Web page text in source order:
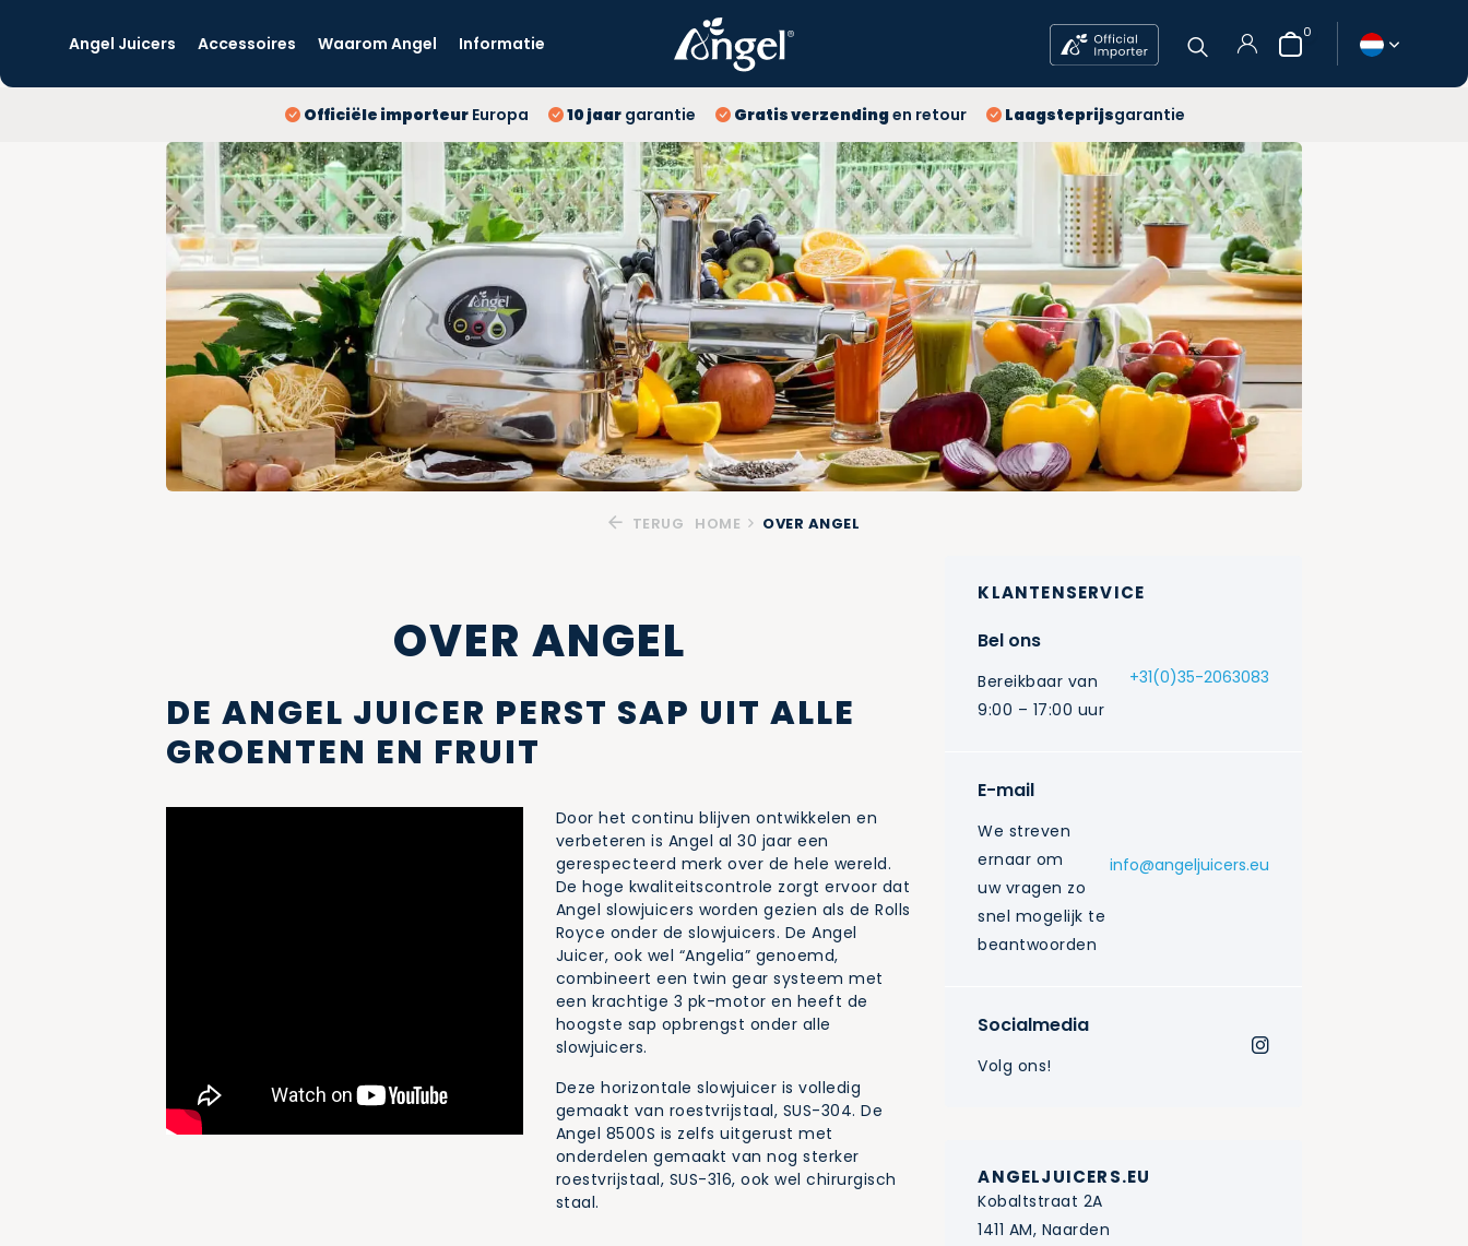
Angel Juicers Accessoires Waarom Angel Informatie
10 jaar
Gratis verzending
Laagsteprijs
Account
aanmaken
0
Officiële importeurEuropa 10 jaargarantie Gratis verzendingen retour Laagsteprijsgarantie
TERUG HOME OVER ANGEL
OVER ANGEL
DE ANGEL JUICER PERST SAP UIT ALLE
GROENTEN EN FRUIT
Door het continu blijven ontwikkelen en
verbeteren is Angel al 30 jaar een
gerespecteerd merk over de hele wereld.
De hoge kwaliteitscontrole zorgt ervoor dat
Angel slowjuicers worden gezien als de Rolls
Royce onder de slowjuicers. De Angel
Juicer, ook wel “Angelia” genoemd,
combineert een twin gear systeem met
een krachtige 3 pk-motor en heeft de
hoogste sap opbrengst onder alle
slowjuicers.
Deze horizontale slowjuicer is volledig
gemaakt van roestvrijstaal, SUS-304. De
Angel 8500S is zelfs uitgerust met
onderdelen gemaakt van nog sterker
roestvrijstaal, SUS-316, ook wel chirurgisch
staal.
KLANTENSERVICE
Bel ons
Bereikbaar van
9:00 – 17:00 uur
+31(0)35-2063083
E-mail
We streven
ernaar om
uw vragen zo
snel mogelijk te
beantwoorden
info@angeljuicers.eu
Socialmedia
Volg ons!
ANGELJUICERS.EU
Kobaltstraat 2A
1411 AM, Naarden